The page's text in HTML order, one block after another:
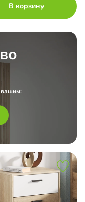
В корзину
вашим: